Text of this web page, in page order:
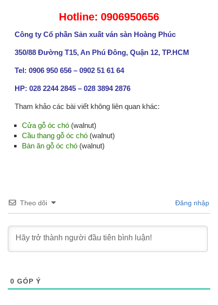
Hotline: 0906950656
Công ty Cổ phần Sản xuất ván sàn Hoàng Phúc
350/88 Đường T15, An Phú Đông, Quận 12, TP.HCM
Tel: 0906 950 656 – 0902 51 61 64
HP: 028 2244 2845 – 028 3894 2876
Tham khảo các bài viết không liên quan khác:
Cửa gỗ óc chó (walnut)
Cầu thang gỗ óc chó (walnut)
Bàn ăn gỗ óc chó (walnut)
Theo dõi Đăng nhập
0 GÓP Ý